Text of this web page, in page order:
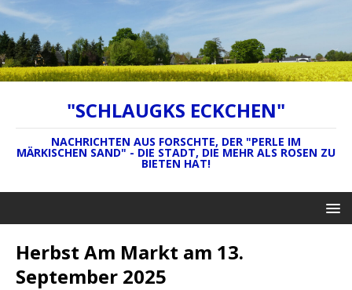
"SCHLAUGKS ECKCHEN"
NACHRICHTEN AUS FORSCHTE, DER "PERLE IM
MÄRKISCHEN SAND" - DIE STADT, DIE MEHR ALS ROSEN ZU
BIETEN HAT!
Herbst Am Markt am 13.
September 2025